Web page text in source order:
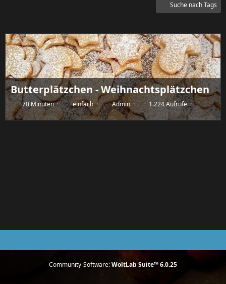
Suche nach Tags
Butterplätzchen - Weihnachtsplätzchen
70 Minuten einfach Admin 1.224 Aufrufe
Community-Software:WoltLab Suite™ 6.0.25